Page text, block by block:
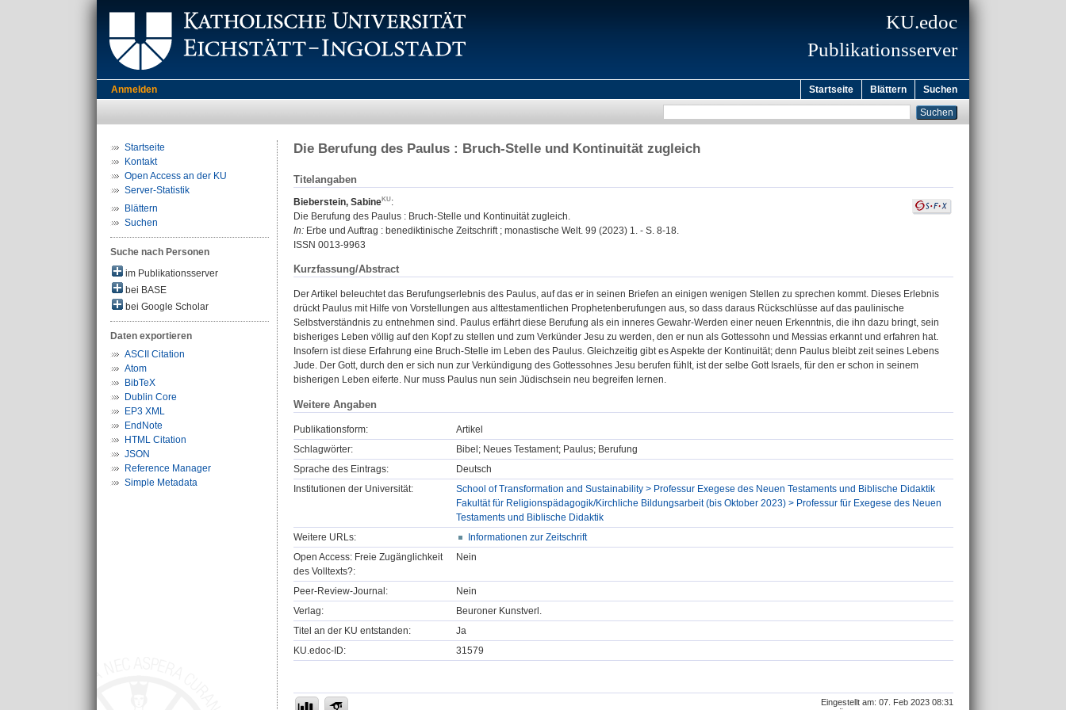
KU.edoc
Publikationsserver
Anmelden Startseite Blättern Suchen
Startseite
Kontakt
Open Access an der KU
Server-Statistik
Blättern
Suchen
Suche nach Personen
im Publikationsserver
bei BASE
bei Google Scholar
Daten exportieren
ASCII Citation
Atom
BibTeX
Dublin Core
EP3 XML
EndNote
HTML Citation
JSON
Reference Manager
Simple Metadata
Die Berufung des Paulus : Bruch-Stelle und Kontinuität zugleich
Titelangaben
Bieberstein, Sabine
:
Die Berufung des Paulus : Bruch-Stelle und Kontinuität zugleich.
In: Erbe und Auftrag : benediktinische Zeitschrift ; monastische Welt. 99 (2023) 1. - S. 8-18.
ISSN 0013-9963
Kurzfassung/Abstract
Der Artikel beleuchtet das Berufungserlebnis des Paulus, auf das er in seinen Briefen an einigen wenigen Stellen zu sprechen kommt. Dieses Erlebnis
drückt Paulus mit Hilfe von Vorstellungen aus alttestamentlichen Prophetenberufungen aus, so dass daraus Rückschlüsse auf das paulinische
Selbstverständnis zu entnehmen sind. Paulus erfährt diese Berufung als ein inneres Gewahr-Werden einer neuen Erkenntnis, die ihn dazu bringt, sein
bisheriges Leben völlig auf den Kopf zu stellen und zum Verkünder Jesu zu werden, den er nun als Gottessohn und Messias erkannt und erfahren hat.
Insofern ist diese Erfahrung eine Bruch-Stelle im Leben des Paulus. Gleichzeitig gibt es Aspekte der Kontinuität; denn Paulus bleibt zeit seines Lebens
Jude. Der Gott, durch den er sich nun zur Verkündigung des Gottessohnes Jesu berufen fühlt, ist der selbe Gott Israels, für den er schon in seinem
bisherigen Leben eiferte. Nur muss Paulus nun sein Jüdischsein neu begreifen lernen.
Weitere Angaben
Publikationsform:
Artikel
Schlagwörter:
Bibel; Neues Testament; Paulus; Berufung
Sprache des Eintrags:
Deutsch
Institutionen der Universität:
School of Transformation and Sustainability > Professur Exegese des Neuen Testaments und Biblische Didaktik
Fakultät für Religionspädagogik/Kirchliche Bildungsarbeit (bis Oktober 2023) > Professur für Exegese des Neuen
Testaments und Biblische Didaktik
Weitere URLs:
Informationen zur Zeitschrift
Open Access: Freie Zugänglichkeit
des Volltexts?:
Nein
Peer-Review-Journal:
Nein
Verlag:
Beuroner Kunstverl.
Titel an der KU entstanden:
Ja
KU.edoc-ID:
31579
Eingestellt am: 07. Feb 2023 08:31